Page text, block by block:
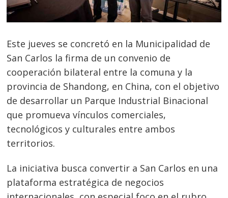
Este jueves se concretó en la Municipalidad de
San Carlos la firma de un convenio de
cooperación bilateral entre la comuna y la
provincia de Shandong, en China, con el objetivo
de desarrollar un Parque Industrial Binacional
que promueva vínculos comerciales,
tecnológicos y culturales entre ambos
territorios.
La iniciativa busca convertir a San Carlos en una
plataforma estratégica de negocios